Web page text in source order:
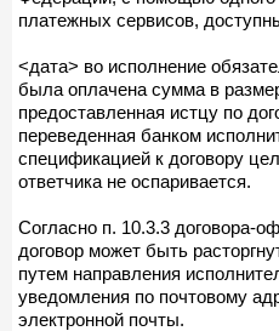
платежных сервисов,
<дата> во исполнение
была оплачена сумма в
предоставленная истцу по
переведенная банком
спецификацией к договору
ответчика не оспаривается.
Согласно п. 10.3.3 договора-
договор может быть
путем направления
уведомления по почтовому
электронной почты.